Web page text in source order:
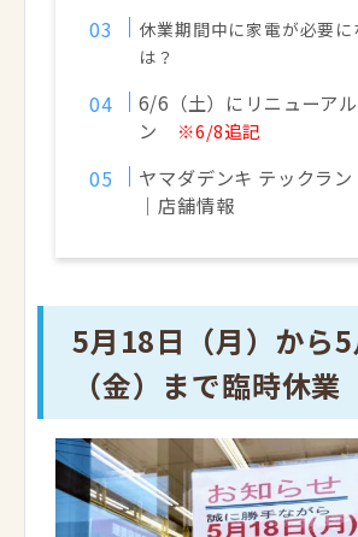
休業期間中に家電が必要
は？
6/6（土）にリニューア
ン
※6/8追記
ヤマダデンキ テックラ
｜店舗情報
5月18日（月）から
（金）まで臨時休業